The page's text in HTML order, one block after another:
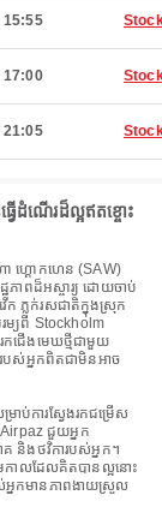
15:55
17:00
21:05
ដំណើរដ៏ល្អឥតខ្ចោះ
ា ហ្គោកហេន (SAW)
ភាពដ៏អស្ចារ្យ ដោយចាប់
ក ភ្លក់រសជាតិក្នុងស្រុក
ម្យពី Stockholm
កជើងមេឃថ្មីជាមួយ
ស់អ្នកពិតជាមិនអាច
ាប់ការស្វែងរកជម្រើស
ជួយអ្នក
និងថវិការបស់អ្នក។
កាលដែលគិតបានល្អនោះ
ស់អ្នកមានភាពងាយស្រួល